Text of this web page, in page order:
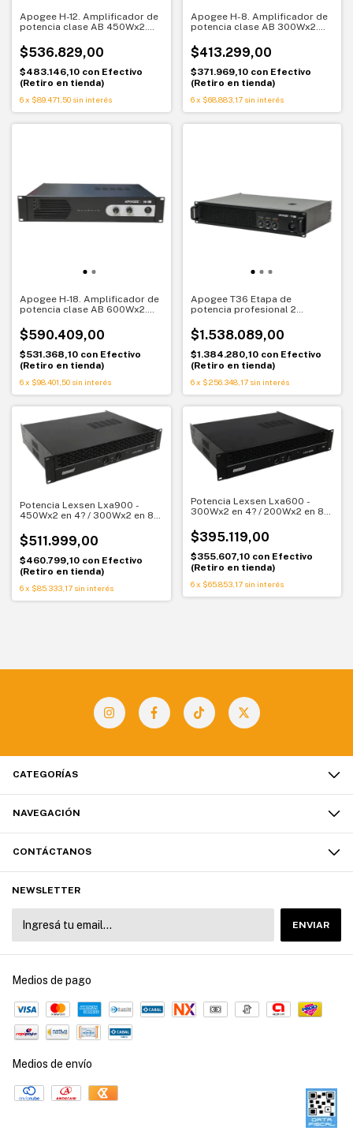
Apogee H-12. Amplificador de
potencia clase AB 450Wx2.
profesional
$536.829,00
$483.146,10 con Efectivo
(Retiro en tienda)
6x $89.471,50 sin interés
Apogee H-8. Amplificador de
potencia clase AB 300Wx2.
confiable
$413.299,00
$371.969,10 con Efectivo
(Retiro en tienda)
6 x $68.883,17 sin interés
Apogee H-18. Amplificador de
potencia clase AB 600Wx2.
$590.409,00
$531.368,10 con Efectivo
(Retiro en tienda)
6x $98.401,50 sin interés
Apogee T36 Etapa de
potencia profesional 2
crossover
$1.538.089,00
$1.384.280,10 con Efectivo
(Retiro en tienda)
6 x $256.348,17 sin interés
Potencia Lexsen Lxa900 -
450Wx2 en 4? / 300Wx2 en 8?
$511.999,00
$460.799,10 con Efectivo
(Retiro en tienda)
6x $85.333,17 sin interés
Potencia Lexsen Lxa600 -
300Wx2 en 4? / 200Wx2 en 8?
$395.119,00
$355.607,10 con Efectivo
(Retiro en tienda)
6 x $65.853,17 sin interés
CATEGORÍAS
NAVEGACIÓN
CONTÁCTANOS
NEWSLETTER
Medios de pago
Medios de envío